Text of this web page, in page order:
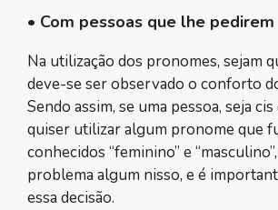
• Com pessoas que lhe pedirem
Na utilização dos pronomes, sejam
deve-se ser observado o conforto
Sendo assim, se uma pessoa, seja
quiser utilizar algum pronome que
conhecidos “feminino” e
problema algum nisso, e é
essa decisão.